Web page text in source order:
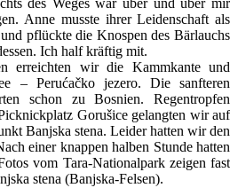
des Weges war über und über mir
Anne musste ihrer Leidenschaft als
pflückte die Knospen des Bärlauchs
Ich half kräftig mit.
erreichten wir die Kammkante und
– Perućačko jezero. Die sanfteren
schon zu Bosnien. Regentropfen
Gorušice gelangten wir auf
Banjska stena. Leider hatten wir den
einer knappen halben Stunde hatten
vom Tara-Nationalpark zeigen fast
stena (Banjska-Felsen).